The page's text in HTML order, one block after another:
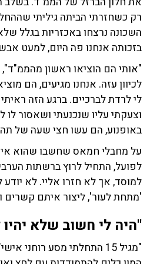
רק כשחזרתי הביתה גיליתי
השכונה נרצחו באכזריות בגלל
בזכותה אנחנו פה היום, למעט
"אותי הם הוציאו ראשון
לכיוון עזה. אנחנו מגיעים, הם
לי לרדת לברכיים. ברגע הזה
וצעקתי עליו שנכנעתי ושאסור
באופנוע, הם עשו חצי שעה של
על מחבלי חמאס שחשבו שהוא
לפועל, התחיל לרוץ ברשתות
למוסד, אך לא חזרו אליי. לא
'מתחת לעור', ליצור איתם קשרים
"היה לי חשוב שלא
"מגיל 15 התחלתי מסע